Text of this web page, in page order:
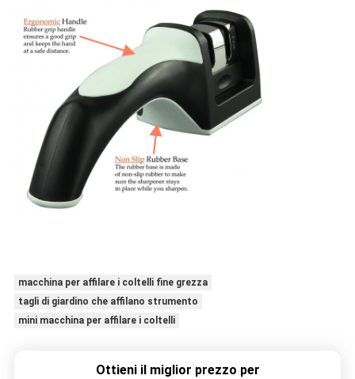
macchina per affilare i coltelli fine grezza
tagli di giardino che affilano strumento
mini macchina per affilare i coltelli
Ottieni il miglior prezzo per